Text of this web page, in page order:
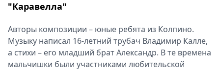
"Каравелла"
Авторы композиции – юные ребята из Колпино.
Музыку написал 16-летний трубач Владимир Калле,
а стихи – его младший брат Александр. В те времена
мальчишки были участниками любительской